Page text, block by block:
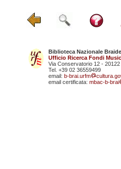
Biblioteca Nazionale
Ufficio Ricerca Fondi
Via Conservatorio 12 - 20122
Tel. +39 02 36559499
email: b-brai.urfm
email certificata: mbac-b-brai